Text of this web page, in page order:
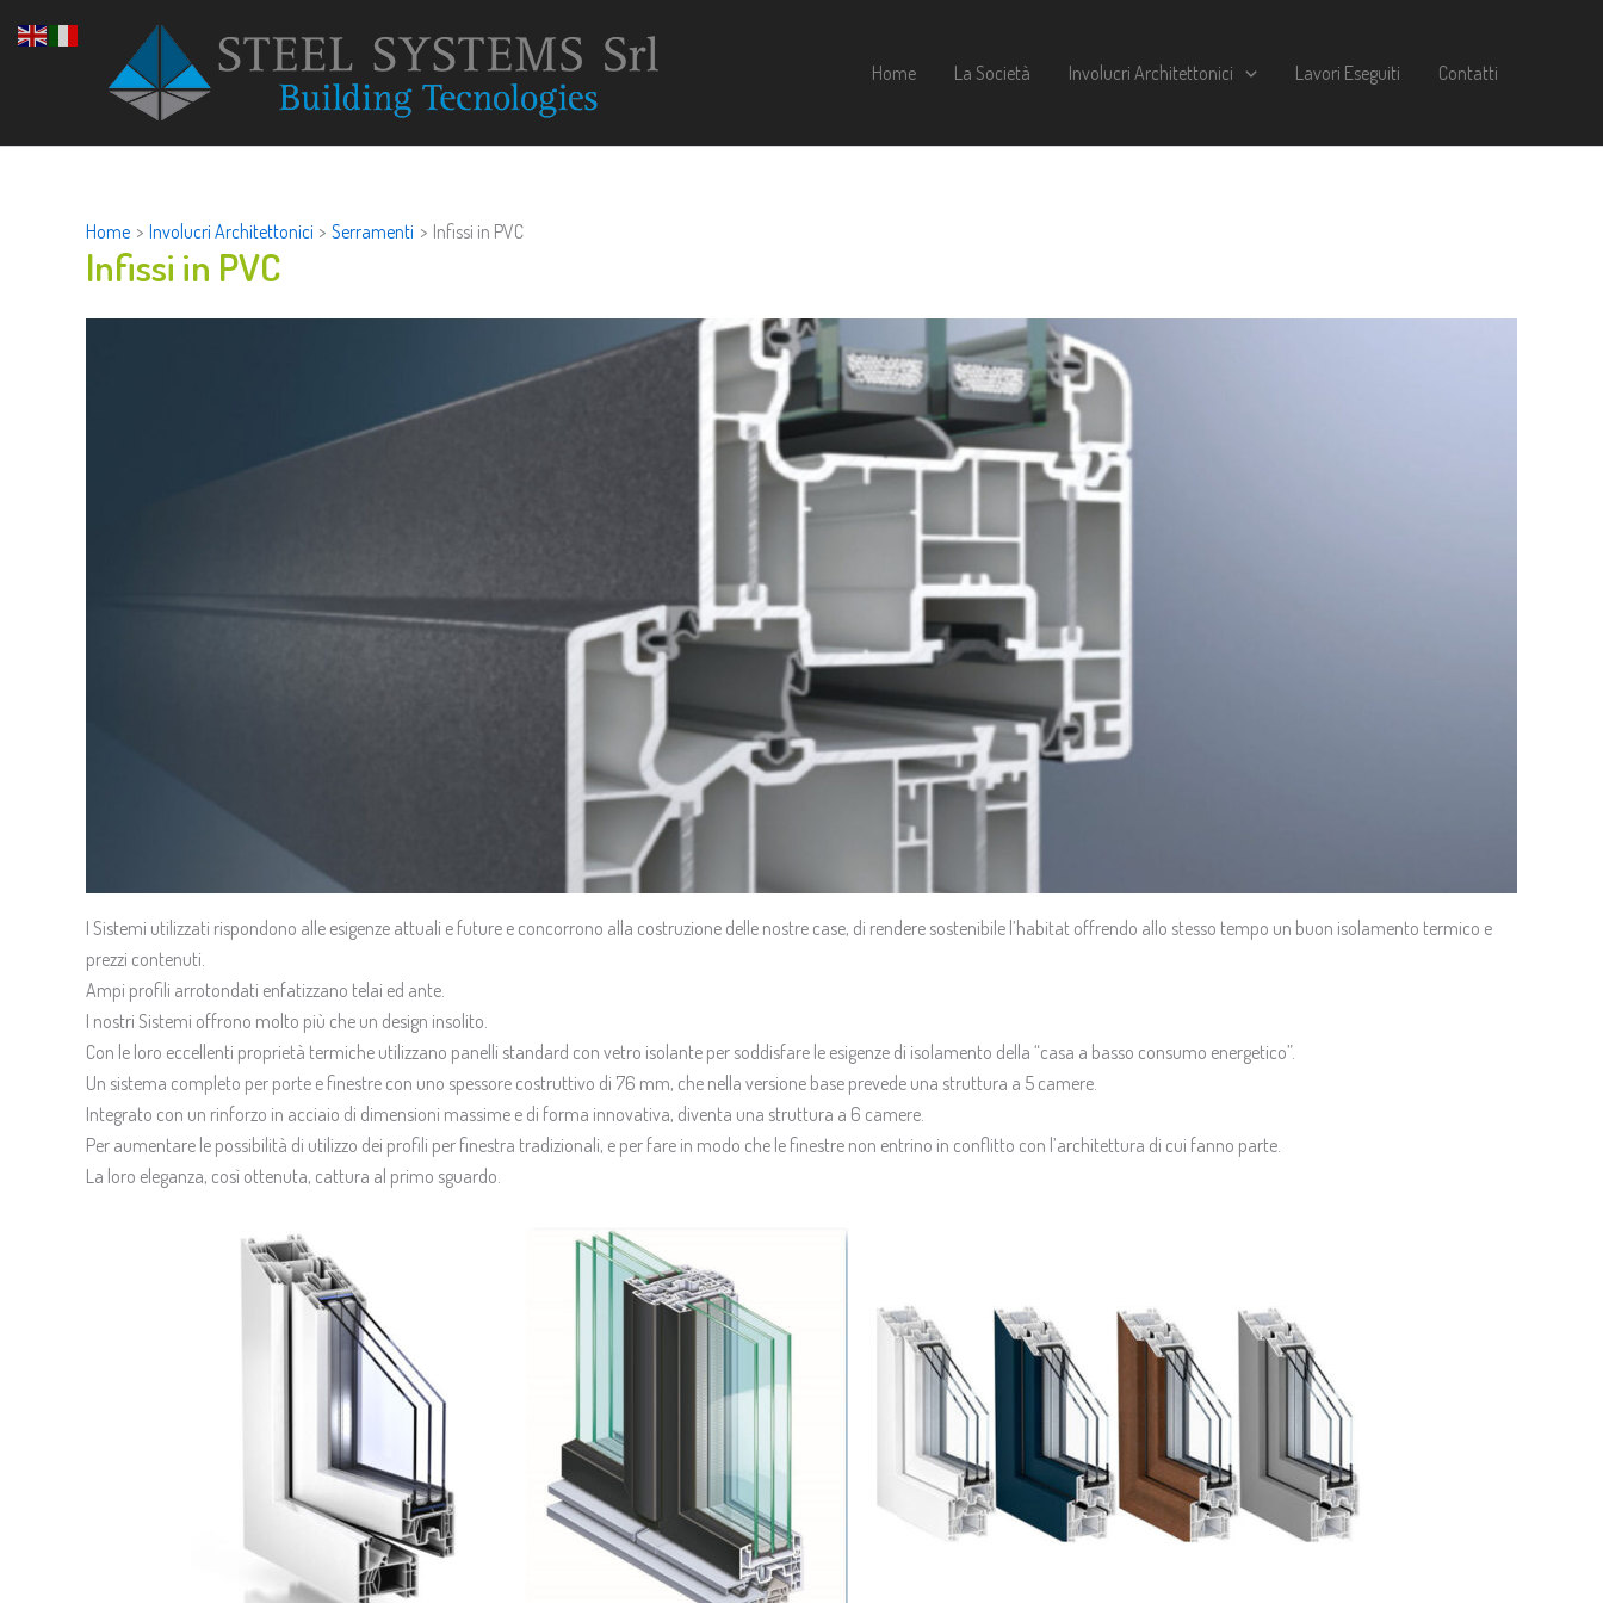
Home La Società Involucri Architettonici Lavori Eseguiti Contatti
Home Involucri Architettonici Serramenti Infissi in PVC
Infissi in PVC
I Sistemi utilizzati rispondono alle esigenze attuali e future e concorrono alla costruzione delle nostre case, di rendere sostenibile l’habitat offrendo allo stesso tempo un buon isolamento termico e
prezzi contenuti.
Ampi profili arrotondati enfatizzano telai ed ante.
I nostri Sistemi offrono molto più che un design insolito.
Con le loro eccellenti proprietà termiche utilizzano panelli standard con vetro isolante per soddisfare le esigenze di isolamento della “casa a basso consumo energetico”.
Un sistema completo per porte e finestre con uno spessore costruttivo di 76 mm, che nella versione base prevede una struttura a 5 camere.
Integrato con un rinforzo in acciaio di dimensioni massime e di forma innovativa, diventa una struttura a 6 camere.
Per aumentare le possibilità di utilizzo dei profili per finestra tradizionali, e per fare in modo che le finestre non entrino in conflitto con l’architettura di cui fanno parte.
La loro eleganza, così ottenuta, cattura al primo sguardo.